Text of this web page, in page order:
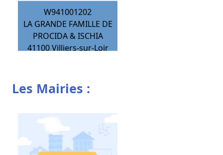
W941001202
LA GRANDE FAMILLE DE
PROCIDA & ISCHIA
41100 Villiers-sur-Loir
Les Mairies :